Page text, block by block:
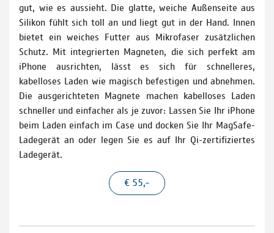
gut, wie es aussieht. Die glatte, weiche Außenseite aus
Silikon fühlt sich toll an und liegt gut in der Hand. Innen
bietet ein weiches Futter aus Mikrofaser zusätzlichen
Schutz. Mit integrierten Magneten, die sich perfekt am
iPhone ausrichten, lässt es sich für schnelleres,
kabelloses Laden wie magisch befestigen und abnehmen.
Die ausgerichteten Magnete machen kabelloses Laden
schneller und einfacher als je zuvor: Lassen Sie Ihr iPhone
beim Laden einfach im Case und docken Sie Ihr MagSafe-
Ladegerät an oder legen Sie es auf Ihr Qi-zertifiziertes
Ladegerät.
€ 55,–